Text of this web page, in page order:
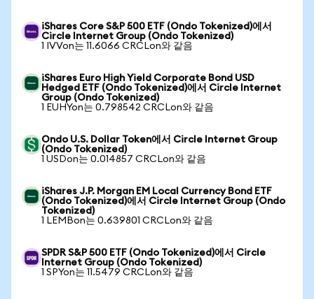
iShares Core S&P 500 ETF (Ondo Tokenized)에서
Circle Internet Group (Ondo Tokenized)
1 IVVon는 11.6066 CRCLon와 같음
iShares Euro High Yield Corporate Bond USD
Hedged ETF (Ondo Tokenized)에서 Circle Internet
Group (Ondo Tokenized)
1 EUHYon는 0.798542 CRCLon와 같음
Ondo U.S. Dollar Token에서 Circle Internet Group
(Ondo Tokenized)
1 USDon는 0.014857 CRCLon와 같음
iShares J.P. Morgan EM Local Currency Bond ETF
(Ondo Tokenized)에서 Circle Internet Group (Ondo
Tokenized)
1 LEMBon는 0.639801 CRCLon와 같음
SPDR S&P 500 ETF (Ondo Tokenized)에서 Circle
Internet Group (Ondo Tokenized)
1 SPYon는 11.5479 CRCLon와 같음